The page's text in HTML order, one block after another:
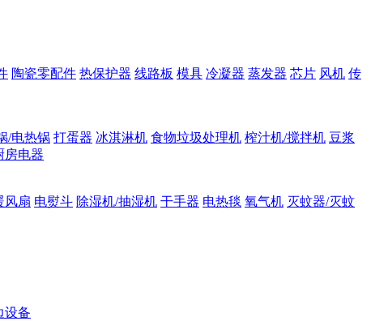
陶瓷零配件 热保护器 线路板 模具 冷凝器 蒸发器 芯片 风机 传
/电热锅 打蛋器 冰淇淋机 食物垃圾处理机 榨汁机/搅拌机 豆浆
房电器
风扇 电熨斗 除湿机/抽湿机 干手器 电热毯 氧气机 灭蚊器/灭蚊
设备